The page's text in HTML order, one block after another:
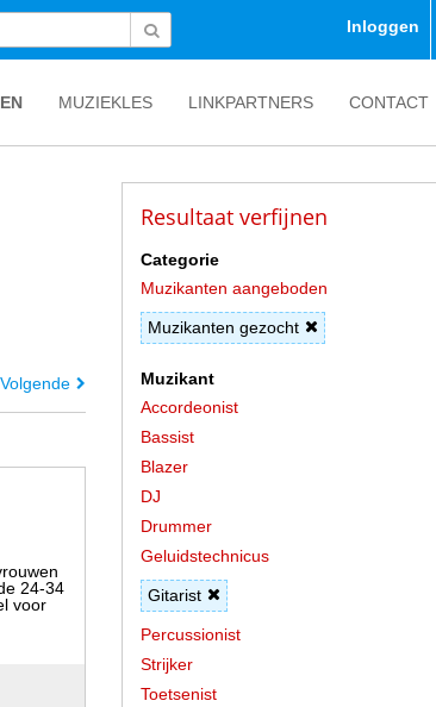
Inloggen
MUZIEKLES LINKPARTNERS CONTACT
Volgende
24-34
voor
Resultaat verfijnen
Categorie
Muzikanten aangeboden
Muzikanten gezocht
Muzikant
Accordeonist
Bassist
Blazer
DJ
Drummer
Geluidstechnicus
Gitarist
Percussionist
Strijker
Toetsenist